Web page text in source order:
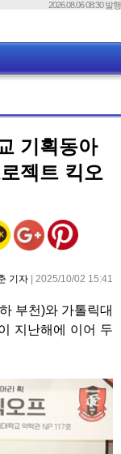
2026.08.06 08:30 발행
기획동아
젝트 킥오
기자 | 2025/10/02 15:41
부천)와 가톨릭대
지난해에 이어 두